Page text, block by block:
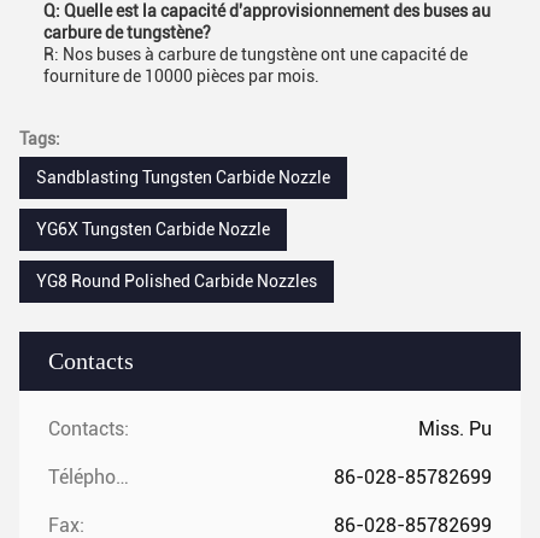
Contacts
Contacts: Miss. Pu
Téléphone: 86-028-85782699
Fax: 86-028-85782699
Q: Quelle est la capacité d'approvisionnement des buses au
carbure de tungstène?
R: Nos buses à carbure de tungstène ont une capacité de
fourniture de 10000 pièces par mois.
Tags:
Sandblasting Tungsten Carbide Nozzle
YG6X Tungsten Carbide Nozzle
YG8 Round Polished Carbide Nozzles